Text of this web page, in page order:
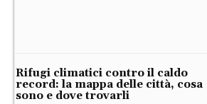
Rifugi climatici contro il caldo
record: la mappa delle città, cosa
sono e dove trovarli